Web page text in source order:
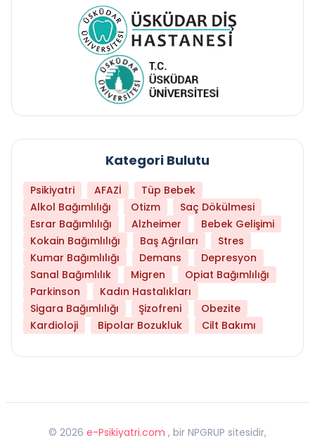
Kategori Bulutu
Psikiyatri AFAZİ
Tüp Bebek
Alkol Bağımlılığı
Otizm
Saç Dökülmesi
Esrar Bağımlılığı
Alzheimer
Bebek Gelişimi
Kokain Bağımlılığı
Baş Ağrıları
Stres
Kumar Bağımlılığı
Demans
Depresyon
Sanal Bağımlılık
Migren
Opiat Bağımlılığı
Parkinson
Kadın Hastalıkları
Sigara Bağımlılığı
Şizofreni
Obezite
Kardioloji
Bipolar Bozukluk Cilt Bakımı
© 2026 e-Psikiyatri.com , bir NPGRUP sitesidir,